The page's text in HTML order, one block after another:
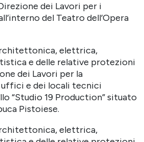
dei Lavori per i
del Teatro dell’Opera
elettrica,
e delle relative protezioni
dei Lavori per la
uffici e dei locali tecnici
“Studio 19 Production” situato
Pistoiese.
elettrica,